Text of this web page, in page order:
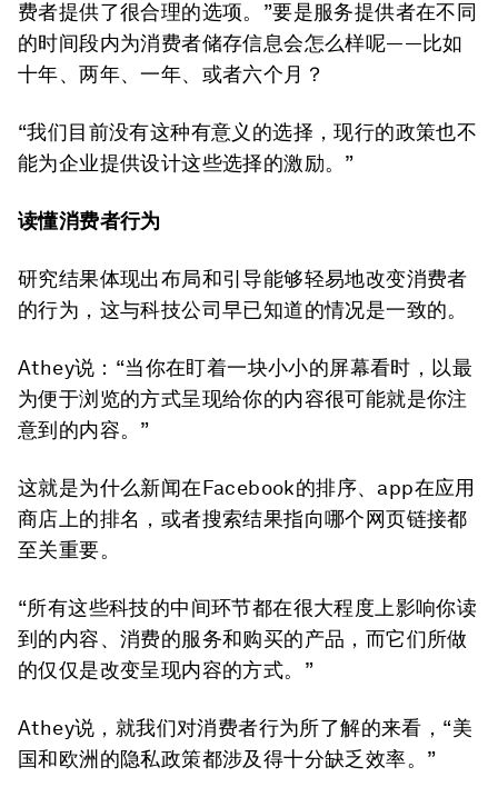
费者提供了很合理的选项。”要是服务提供者在不同
的时间段内为消费者储存信息会怎么样呢——比如
十年、两年、一年、或者六个月？
“我们目前没有这种有意义的选择，现行的政策也不
能为企业提供设计这些选择的激励。”
读懂消费者行为
研究结果体现出布局和引导能够轻易地改变消费者
的行为，这与科技公司早已知道的情况是一致的。
Athey说：“当你在盯着一块小小的屏幕看时，以最
为便于浏览的方式呈现给你的内容很可能就是你注
意到的内容。”
这就是为什么新闻在Facebook的排序、app在应用
商店上的排名，或者搜索结果指向哪个网页链接都
至关重要。
“所有这些科技的中间环节都在很大程度上影响你读
到的内容、消费的服务和购买的产品，而它们所做
的仅仅是改变呈现内容的方式。”
Athey说，就我们对消费者行为所了解的来看，“美
国和欧洲的隐私政策都涉及得十分缺乏效率。”